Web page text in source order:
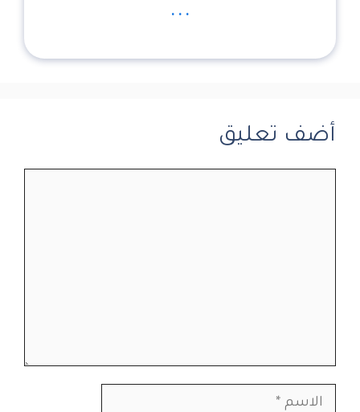
...
أضف تعليق
الاسم